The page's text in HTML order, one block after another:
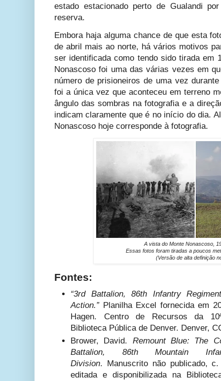
estado estacionado perto de Gualandi
reserva.
Embora haja alguma chance de que esta
de abril mais ao norte, há vários motivos
ser identificada como tendo sido tirada em
Nonascoso foi uma das várias vezes em
número de prisioneiros de uma vez
foi a única vez que aconteceu em terreno
ângulo das sombras na fotografia e a
indicam claramente que é no início do dia.
Nonascoso hoje corresponde à fotografia.
A vista do Monte Nonascoso,
Essas fotos foram tiradas a poucos
(Versão de alta definição
Fontes:
“3rd Battalion, 86th Infantry
Action.”Planilha Excel fornecida em
Hagen. Centro de Recursos da
Biblioteca Pública de Denver. Denver,
Brower, David. Remount Blue: The
Battalion, 86th Mountain
Division. Manuscrito não publicado,
editada e disponibilizada na